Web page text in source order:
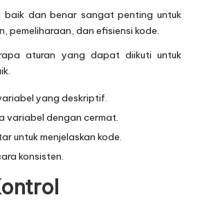
baik dan benar sangat penting untuk
pemeliharaan, dan efisiensi kode.
aturan yang dapat diikuti untuk
yang deskriptif.
variabel dengan cermat.
untuk menjelaskan kode.
konsisten.